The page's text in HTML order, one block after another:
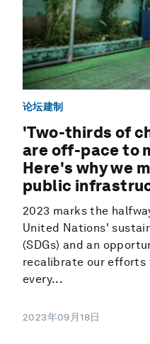
论坛建制
'Two-thirds of
are off-pace to
Here's why we
public
2023 marks the
United Nations'
(SDGs) and an
recalibrate our
every...
2023年09月18日